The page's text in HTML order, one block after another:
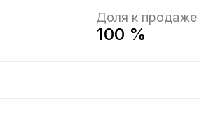
Доля к продаже
100 %